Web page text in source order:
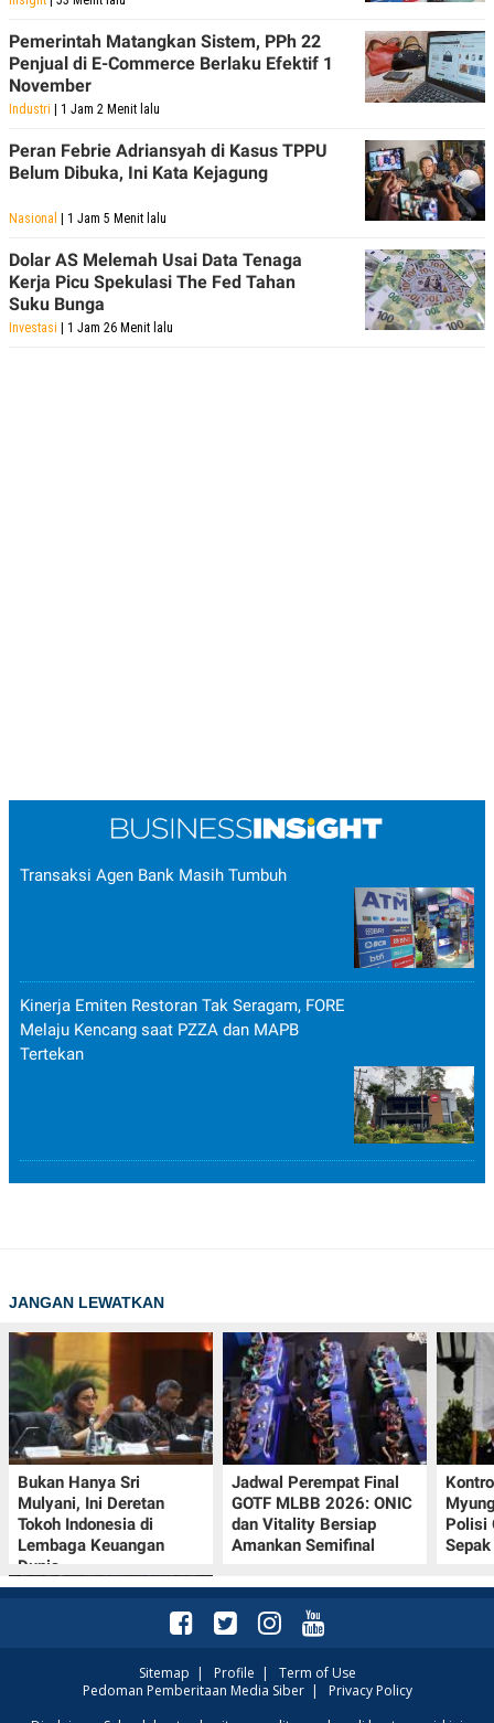
Pemerintah Matangkan Sistem, PPh 22
Penjual di E-Commerce Berlaku Efektif 1
November
Industri | 1 Jam 2 Menit lalu
Peran Febrie Adriansyah di Kasus TPPU
Belum Dibuka, Ini Kata Kejagung
Nasional | 1 Jam 5 Menit lalu
Dolar AS Melemah Usai Data Tenaga
Kerja Picu Spekulasi The Fed Tahan
Suku Bunga
Investasi | 1 Jam 26 Menit lalu
Transaksi Agen Bank Masih Tumbuh
Kinerja Emiten Restoran Tak Seragam, FORE
Melaju Kencang saat PZZA dan MAPB
Tertekan
JANGAN LEWATKAN
Bukan Hanya Sri
Mulyani, Ini Deretan
Tokoh Indonesia di
Lembaga Keuangan
Dunia
Jadwal Perempat Final
GOTF MLBB 2026: ONIC
dan Vitality Bersiap
Amankan Semifinal
Polisi
Sitemap | Profile | Term of Use
Pedoman Pemberitaan Media Siber| Privacy Policy